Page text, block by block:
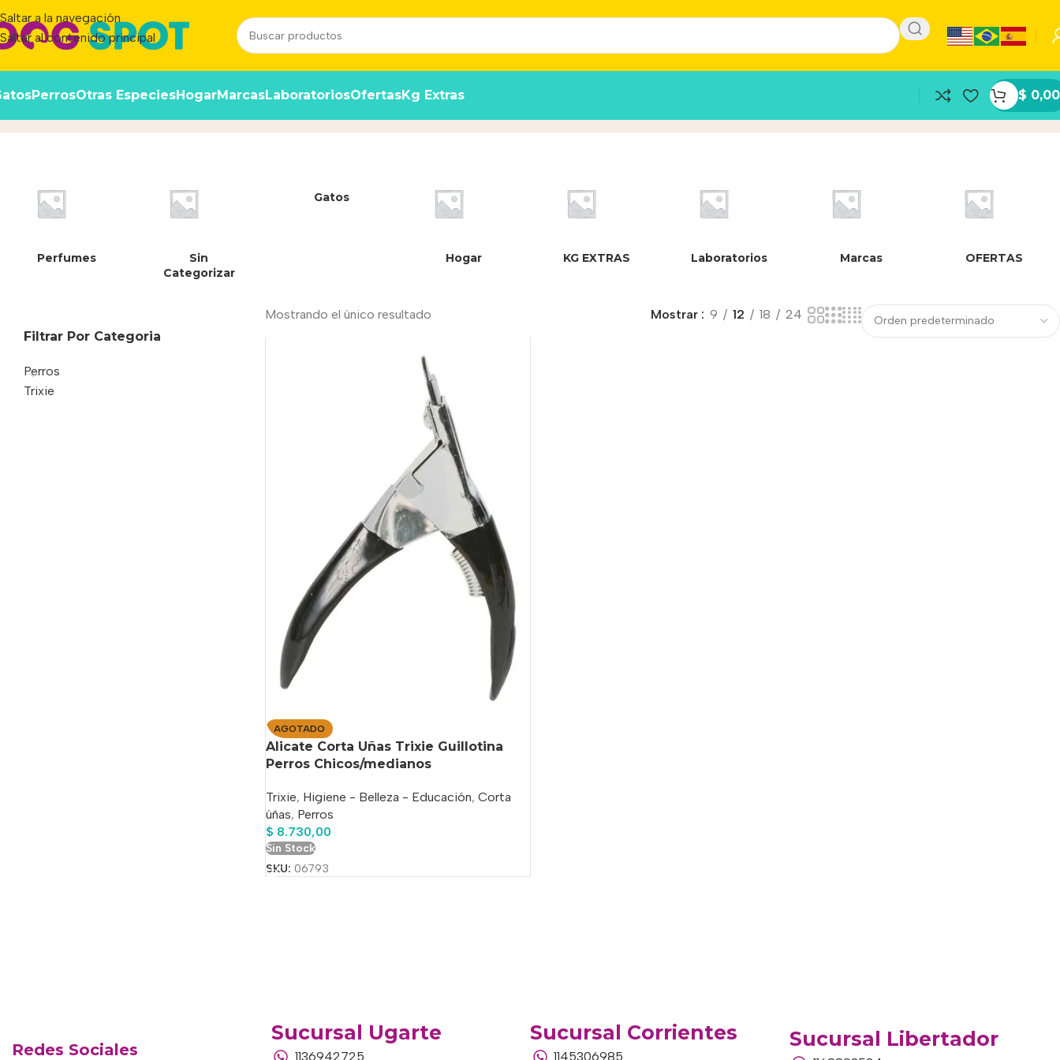
Saltar a la navegación
Saltar al contenido principal
PerrosOtras EspeciesHogarMarcasLaboratoriosOfertasKg Extras $ 0,00
Perfumes
Sin
Categorizar
Gatos
Hogar KG EXTRAS Laboratorios Marcas OFERTAS
Filtrar Por Categoria
Perros
Trixie
Mostrando el único resultado Mostrar 9 12 18 24
AGOTADO
Alicate Corta Uñas Trixie Guillotina
Perros Chicos/medianos
Trixie, Higiene - Belleza - Educación, Corta
úñas, Perros
$ 8.730,00
Sin Stock
SKU: 06793
Redes Sociales
Sucursal Ugarte
1136942725
Sucursal Corrientes
1145306985
Sucursal Libertador